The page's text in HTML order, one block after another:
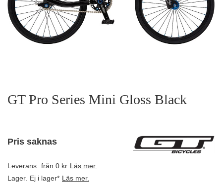
GT Pro Series Mini Gloss Black
Pris saknas
Leverans. från 0 kr Läs mer.
Lager. Ej i lager* Läs mer.